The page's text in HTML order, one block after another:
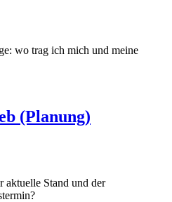
wo trag ich mich und meine
(Planung)
aktuelle Stand und der